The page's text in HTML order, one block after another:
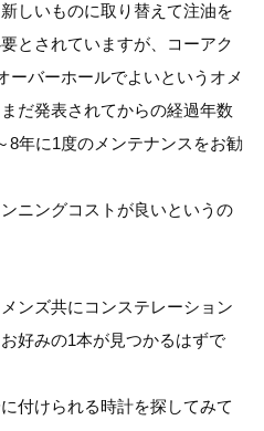
しいものに取り替えて注油を
とされていますが、コーアク
ーバーホールでよいというオメ
だ発表されてからの経過年数
8年に1度のメンテナンスをお勧
ニングコストが良いというの
ンズ共にコンステレーション
好みの1本が見つかるはずで
付けられる時計を探してみて